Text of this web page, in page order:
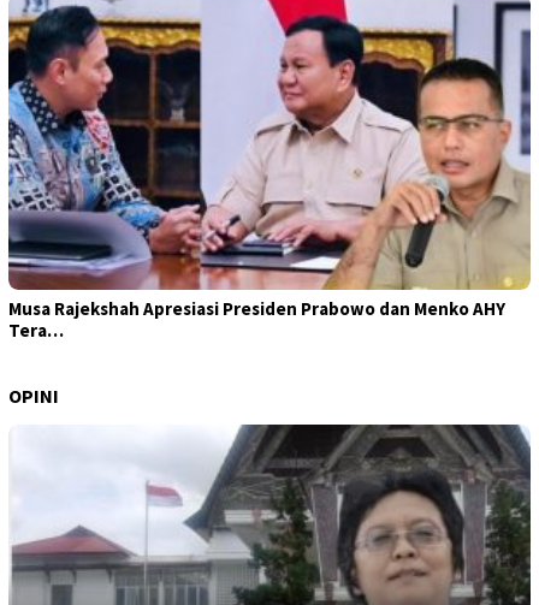
Musa Rajekshah Apresiasi Presiden Prabowo dan Menko AHY
Tera…
OPINI